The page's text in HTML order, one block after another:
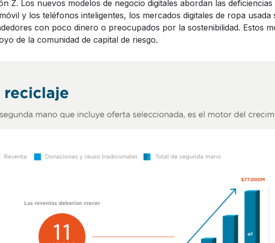
Z. Los nuevos modelos de negocio digitales abordan las deficiencias
y los teléfonos inteligentes, los mercados digitales de ropa usada
con poco dinero o preocupados por la sostenibilidad. Estos
de la comunidad de capital de riesgo.